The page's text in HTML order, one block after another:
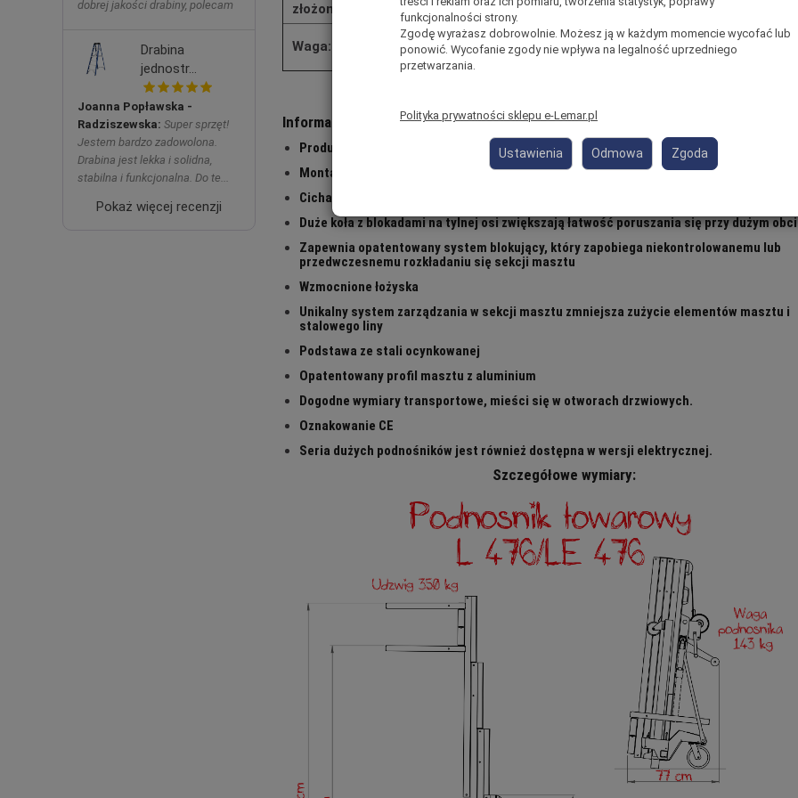
złożonej:
Waga:
143
kg
Informacje o produkcie:
Produkt wysokiej jakości
Montaż bez użycia narzędzi
Cicha wciągarka z podwójnymi dźwigniami
Duże koła z blokadami na tylnej osi zwiększają łatwość poruszania się przy dużym
Zapewnia opatentowany system blokujący, który zapobiega niekontrolowanemu lub
przedwczesnemu rozkładaniu się sekcji masztu
Wzmocnione łożyska
Unikalny system zarządzania w sekcji masztu zmniejsza zużycie elementów masztu i
stalowego liny
Podstawa ze stali ocynkowanej
Opatentowany profil masztu z aluminium
Dogodne wymiary transportowe, mieści się w otworach drzwiowych.
Oznakowanie CE
Seria dużych podnośników jest również dostępna w wersji elektrycznej.
Szczegółowe wymiary:
dobrej jakości drabiny, polecam
Drabina
jednostr...
Joanna Popławska -
Radziszewska: Super sprzęt!
Jestem bardzo zadowolona.
Drabina jest lekka i solidna,
stabilna i funkcjonalna. Do te...
Pokaż więcej recenzji
funkcjonalności strony.
Zgodę wyrażasz dobrowolnie. Możesz ją w każdym momencie wycofać lub
ponowić. Wycofanie zgody nie wpływa na legalność uprzedniego
przetwarzania.
Polityka prywatności sklepu e-Lemar.pl
Ustawienia Odmowa Zgoda